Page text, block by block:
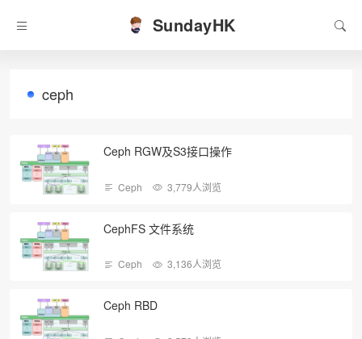
SundayHK
ceph
Ceph RGW及S3接口操作
Ceph 3,779人浏览
CephFS 文件系统
Ceph 3,136人浏览
Ceph RBD